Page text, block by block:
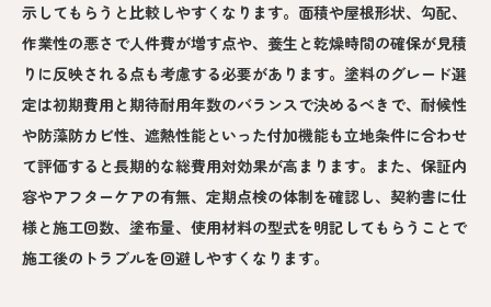
示してもらうと比較しやすくなります。面積や屋根形状、勾配、
作業性の悪さで人件費が増す点や、養生と乾燥時間の確保が見積
りに反映される点も考慮する必要があります。塗料のグレード選
定は初期費用と期待耐用年数のバランスで決めるべきで、耐候性
や防藻防カビ性、遮熱性能といった付加機能も立地条件に合わせ
て評価すると長期的な総費用対効果が高まります。また、保証内
容やアフターケアの有無、定期点検の体制を確認し、契約書に仕
様と施工回数、塗布量、使用材料の型式を明記してもらうことで
施工後のトラブルを回避しやすくなります。